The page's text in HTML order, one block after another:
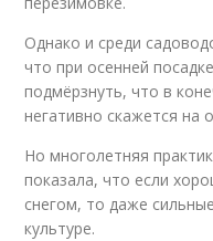
Однако и среди
что при осенней
подмёрзнуть, что в
негативно скажется на
Но многолетняя
показала, что если
снегом, то даже
культуре.